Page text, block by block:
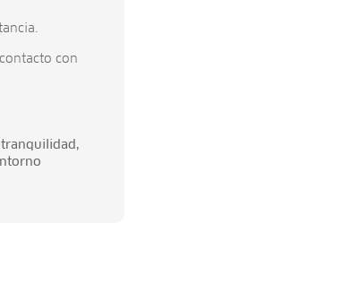
con
tranquilidad,